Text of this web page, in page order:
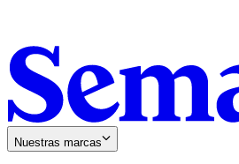
Nuestras marcas